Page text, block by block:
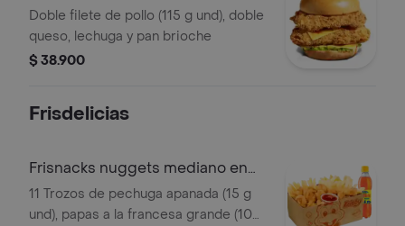
Doble filete de pollo (115 g und), doble
queso, lechuga y pan brioche
$ 38.900
Frisdelicias
Frisnacks nuggets mediano en
caja
11 Trozos de pechuga apanada (15 g
und), papas a la francesa grande (100